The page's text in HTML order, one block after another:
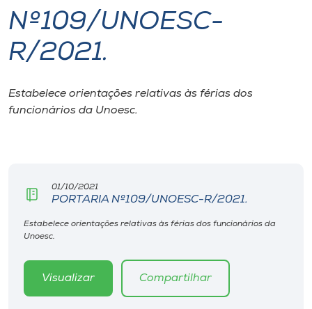
I.nova
Cultura
Biblioteca
Editora
Rádio
Nº109/UNOESC-
R/2021.
Estabelece orientações relativas às férias dos
funcionários da Unoesc.
01/10/2021
PORTARIA Nº109/UNOESC-R/2021.
Estabelece orientações relativas às férias dos funcionários da
Unoesc.
Visualizar Compartilhar